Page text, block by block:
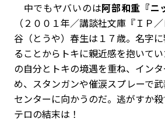
中でもヤバいのは阿部和重『ニ
（２００１年／講談社文庫『ＩＰ
谷（とうや）春生は１７歳。名字
ることからトキに親近感を抱いて
の自分とトキの境遇を重ね、イン
め、スタンガンや催涙スプレーで
センターに向かうのだ。逃がすか
テロの結末は！